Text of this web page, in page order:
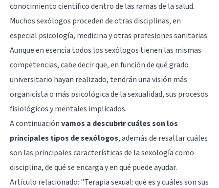
conocimiento científico dentro de las ramas de la salud.
Muchos sexólogos proceden de otras disciplinas, en
especial psicología, medicina y otras profesiones sanitarias.
Aunque en esencia todos los sexólogos tienen las mismas
competencias, cabe decir que, en función de qué grado
universitario hayan realizado, tendrán una visión más
organicista o más psicológica de la sexualidad, sus procesos
fisiológicos y mentales implicados.
A continuaciónvamos a descubrir cuáles son los
principales tipos de sexólogos, además de resaltar cuáles
son las principales características de la sexología como
disciplina, de qué se encarga y en qué puede ayudar.
Artículo relacionado: "Terapia sexual: qué es y cuáles son sus